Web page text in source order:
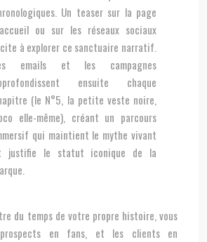
Un teaser sur la page
ou sur les réseaux sociaux
à explorer ce sanctuaire narratif.
emails et les campagnes
ensuite chaque
(le N°5, la petite veste noire,
elle-même), créant un parcours
qui maintient le mythe vivant
justifie le statut iconique de la
du temps de votre propre histoire, vous
en fans, et les clients en